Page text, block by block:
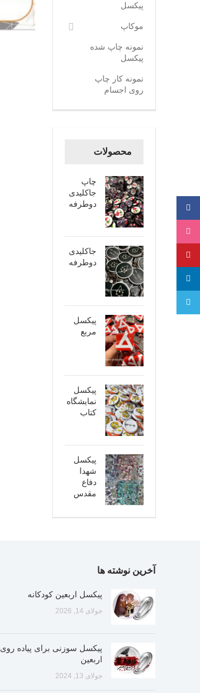
پیکسل
موکاپ
نمونه چاپ شده
پیکسل
نمونه کار چاپ
روی اجسام
محصولات
چاپ
جاکلیدی
دوطرفه
جاکلیدی
دوطرفه
پیکسل
مربع
پیکسل
نمایشگاه
کتاب
پیکسل
شهدا
دفاع
مقدس
آخرین نوشته ها
پیکسل اربعین کودکانه
جولای 14, 2026
پیکسل سوزنی برای پیاده روی
اربعین
جولای 13, 2024
فیسبوک
اینستاگرام
پینترست
لینکدین
تلگرام